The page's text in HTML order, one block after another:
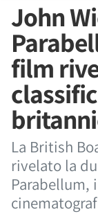
John
film
La British
rivelato la
Parabellum,